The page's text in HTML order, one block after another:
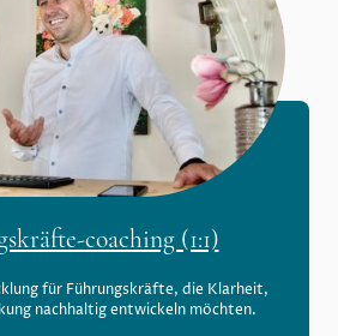
coaching (1:1)
für Führungskräfte, die Klarheit,
nachhaltig entwickeln möchten.